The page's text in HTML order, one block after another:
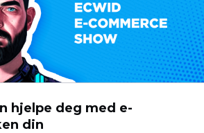
hjelpe deg med e-
din